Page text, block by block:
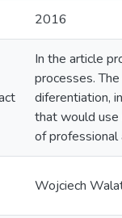
2016
In the article
processes.
diferentiation,
that would
of professional
Wojciech